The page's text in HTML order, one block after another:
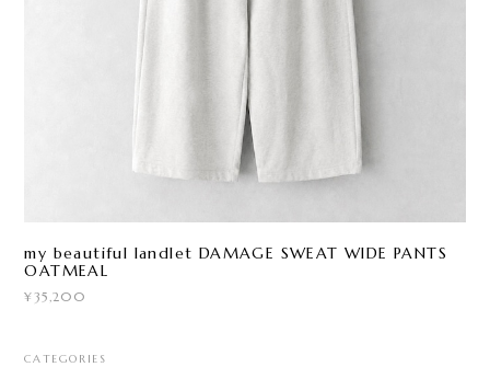
my beautiful landlet DAMAGE SWEAT WIDE PANTS
OATMEAL
¥35,200
CATEGORIES